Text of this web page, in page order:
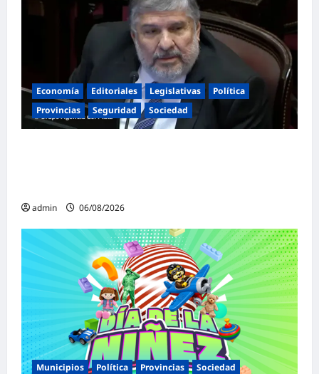
Economía Editoriales Legislativas
Política
Provincias
Seguridad Sociedad
admin 06/08/2026
Municipios Política Provincias Sociedad